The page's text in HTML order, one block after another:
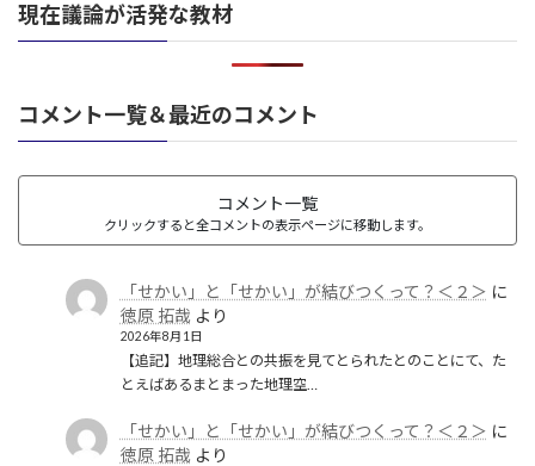
現在議論が活発な教材
コメント一覧＆最近のコメント
コメント一覧
クリックすると全コメントの表示ページに移動します。
「せかい」と「せかい」が結びつくって？＜２＞ に
徳原 拓哉 より
2026年8月1日
【追記】地理総合との共振を見てとられたとのことにて、た
とえばあるまとまった地理空…
「せかい」と「せかい」が結びつくって？＜２＞ に
徳原 拓哉 より